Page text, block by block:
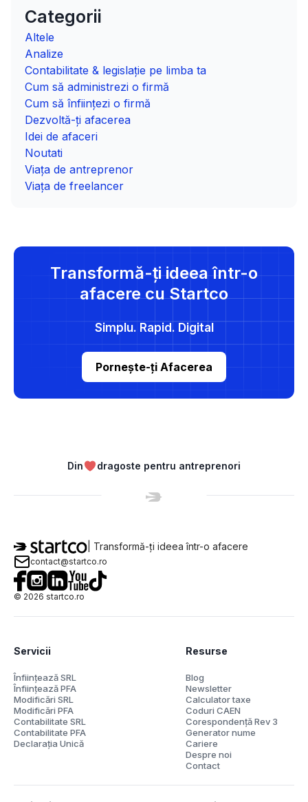
Categorii
Altele
Analize
Contabilitate & legislație pe limba ta
Cum să administrezi o firmă
Cum să înființezi o firmă
Dezvoltă-ți afacerea
Idei de afaceri
Noutati
Viața de antreprenor
Viața de freelancer
Transformă-ți ideea într-o
afacere cu Startco
Simplu. Rapid. Digital
Pornește-ți Afacerea
Din dragoste pentru antreprenori
| Transformă-ți ideea într-o afacere
contact@startco.ro
© 2026 startco.ro
Servicii
Înființează SRL
Înființează PFA
Modificări SRL
Modificări PFA
Contabilitate SRL
Contabilitate PFA
Declarația Unică
Resurse
Blog
Newsletter
Calculator taxe
Coduri CAEN
Corespondență Rev 3
Generator nume
Cariere
Despre noi
Contact